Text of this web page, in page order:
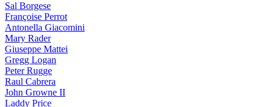
Sal Borgese
Françoise Perrot
Antonella Giacomini
Mary Rader
Giuseppe Mattei
Gregg Logan
Peter Rugge
Raul Cabrera
John Growne II
Laddy Price